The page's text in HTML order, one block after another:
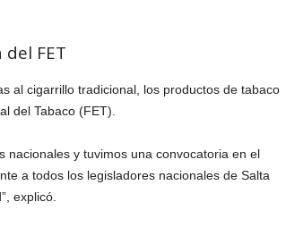
FET
al cigarrillo tradicional, los productos de tabaco
del Tabaco (FET).
nacionales y tuvimos una convocatoria en el
a todos los legisladores nacionales de Salta
explicó.